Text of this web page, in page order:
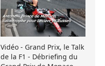
Vidéo - Grand Prix, le Talk
de la F1 - Débriefing du